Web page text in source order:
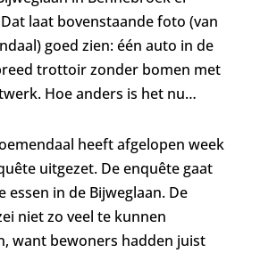
laat bovenstaande foto (van
goed zien: één auto in de
trottoir zonder bomen met
Hoe anders is het nu…
heeft afgelopen week
uitgezet. De enquête gaat
essen in de Bijweglaan. De
niet zo veel te kunnen
want bewoners hadden juist